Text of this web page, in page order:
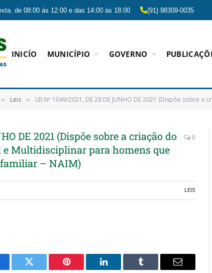
de 08:00 às 12:00 e das 14:00 às 18:00 (91) 98309-0035
INICÍO MUNICÍPIO GOVERNO
» Leis » LEI Nº 1049/2021, DE 28 DE JUNHO DE 2021 (Dispõe sobre a criação do Núcleo de Atendimento
DE 2021 (Dispõe sobre a criação do
Multidisciplinar para homens que
– NAIM)
0
LEIS
Twitter Pinterest LinkedIn Tumblr Email